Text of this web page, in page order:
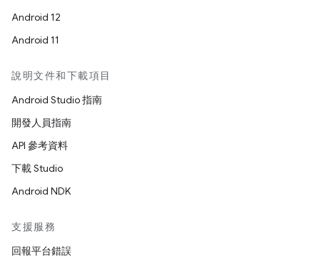
Android 12
Android 11
說明文件和下載項目
Android Studio 指南
開發人員指南
API 參考資料
下載 Studio
Android NDK
支援服務
回報平台錯誤